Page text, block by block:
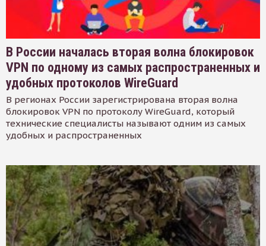
В России началась вторая волна блокировок
VPN по одному из самых распространенных и
удобных протоколов WireGuard
В регионах России зарегистрирована вторая волна
блокировок VPN по протоколу WireGuard, который
технические специалисты называют одним из самых
удобных и распространенных